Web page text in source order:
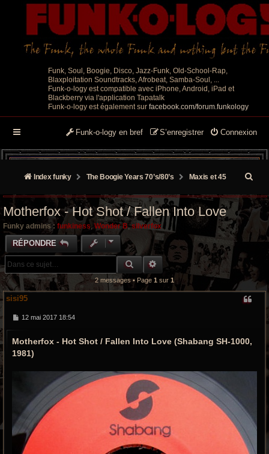
Funk, Soul, Boogie, Disco, Jazz-Funk, Old-School-Rap,
Blaxploitation Soundtracks, Afrobeat, Samba-Soul, ...
Funk-o-logy est compatible avec iPhone, Android, iPad et
Blackberry via l'application Tapatalk
Funk-o-logy est également sur facebook.com/forum.funkology
Connexion
S’enregistrer
Funk-o-logy en bref
Index funky The Boogie Years 70’s/80’s Maxis et 45
e
r
c
v
Motherfox ‎- Hot Shot / Fallen Into Love
Funky admins : funkiness, Wonder B,silverfox
RÉPONDRE
RECHERCHE GROOVY
RECHERCHE AVANCÉE
2 messages • Page 1 sur 1
sisi95
M
s
g
12 mai 2017 18:54
Motherfox ‎- Hot Shot / Fallen Into Love (Shabang ‎SH-1000,
1981)